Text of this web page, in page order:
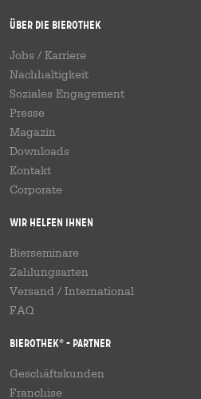
Über die Bierothek
Jobs / Karriere
Nachhaltigkeit
Soziales Engagement
Presse
Magazin
Downloads
Kontakt
Corporate
Wir helfen Ihnen
Bierseminare
Zahlungsarten
Versand / International
FAQ
Bierothek® - Partner
Geschäftskunden
Franchise